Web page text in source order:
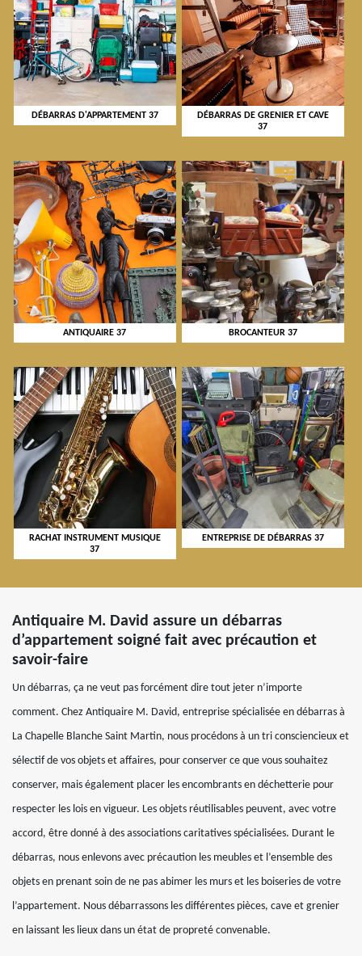
DÉBARRAS D'APPARTEMENT 37
DÉBARRAS DE GRENIER ET CAVE
37
ANTIQUAIRE 37 BROCANTEUR 37
RACHAT INSTRUMENT MUSIQUE
37
ENTREPRISE DE DÉBARRAS 37
Antiquaire M. David assure un débarras
d’appartement soigné fait avec précaution et
savoir-faire
Un débarras, ça ne veut pas forcément dire tout jeter n’importe
comment. Chez Antiquaire M. David, entreprise spécialisée en débarras à
La Chapelle Blanche Saint Martin, nous procédons à un tri consciencieux et
sélectif de vos objets et affaires, pour conserver ce que vous souhaitez
conserver, mais également placer les encombrants en déchetterie pour
respecter les lois en vigueur. Les objets réutilisables peuvent, avec votre
accord, être donné à des associations caritatives spécialisées. Durant le
débarras, nous enlevons avec précaution les meubles et l’ensemble des
objets en prenant soin de ne pas abimer les murs et les boiseries de votre
l’appartement. Nous débarrassons les différentes pièces, cave et grenier
en laissant les lieux dans un état de propreté convenable.